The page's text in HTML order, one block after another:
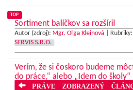
TOP
Sortiment balíčkov sa rozšíril
Autor (zdroj): Mgr. Oľga Kleinová Rubriky:
SERVIS S.R.O.
Verím, že si čoskoro budeme
do práce,“ alebo „Idem do školy“
PRÁVE ZOBRAZENÝ